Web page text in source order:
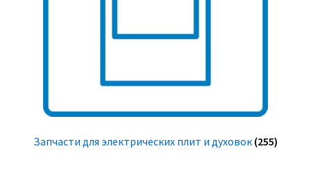
Запчасти для электрических плит и духовок (255)